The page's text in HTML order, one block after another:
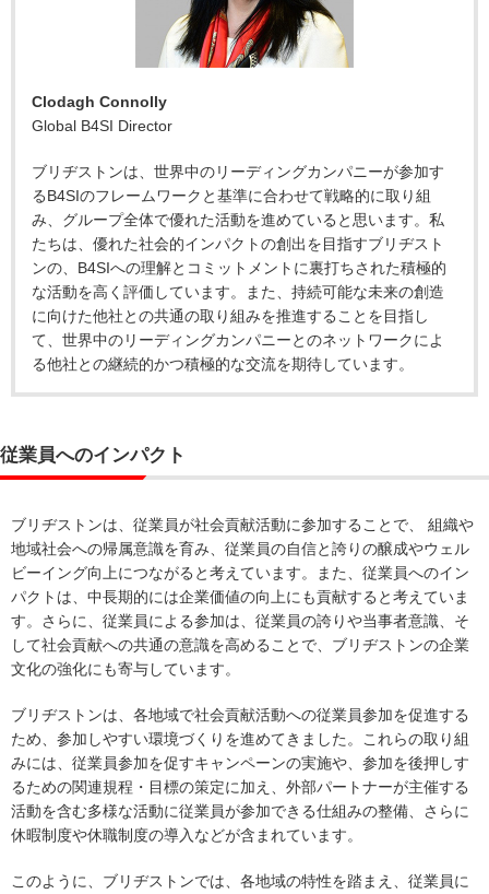
Clodagh Connolly
Global B4SI Director
ブリヂストンは、世界中のリーディングカンパニーが参加す
るB4SIのフレームワークと基準に合わせて戦略的に取り組
み、グループ全体で優れた活動を進めていると思います。私
たちは、優れた社会的インパクトの創出を目指すブリヂスト
ンの、B4SIへの理解とコミットメントに裏打ちされた積極的
な活動を高く評価しています。また、持続可能な未来の創造
に向けた他社との共通の取り組みを推進することを目指し
て、世界中のリーディングカンパニーとのネットワークによ
る他社との継続的かつ積極的な交流を期待しています。
従業員へのインパクト
ブリヂストンは、従業員が社会貢献活動に参加することで、 組織や
地域社会への帰属意識を育み、従業員の自信と誇りの醸成やウェル
ビーイング向上につながると考えています。また、従業員へのイン
パクトは、中長期的には企業価値の向上にも貢献すると考えていま
す。さらに、従業員による参加は、従業員の誇りや当事者意識、そ
して社会貢献への共通の意識を高めることで、ブリヂストンの企業
文化の強化にも寄与しています。
ブリヂストンは、各地域で社会貢献活動への従業員参加を促進する
ため、参加しやすい環境づくりを進めてきました。これらの取り組
みには、従業員参加を促すキャンペーンの実施や、参加を後押しす
るための関連規程・目標の策定に加え、外部パートナーが主催する
活動を含む多様な活動に従業員が参加できる仕組みの整備、さらに
休暇制度や休職制度の導入などが含まれています。
このように、ブリヂストンでは、各地域の特性を踏まえ、従業員に